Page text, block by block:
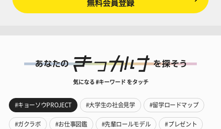
無料会員登録
気になる #キーワード をタッチ
#キョーソウPROJECT #大学生の社会見学 #留学ロードマップ
#ガクラボ #お仕事図鑑 #先輩ロールモデル #プレゼント